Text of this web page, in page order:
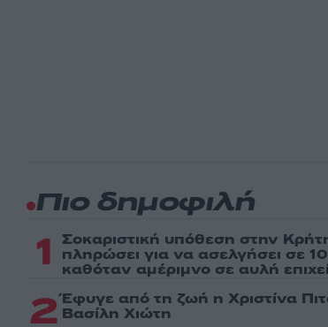
Πιο δημοφιλή
1 Σοκαριστική υπόθεση στην
πληρώσει για να ασελγήσει σε
καθόταν αμέριμνο σε αυλή
2 Έφυγε από τη ζωή η Χριστίνα
Βασίλη Χιώτη